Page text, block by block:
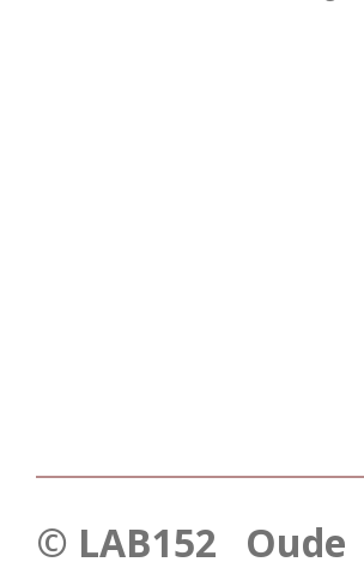
© LAB152 Oude